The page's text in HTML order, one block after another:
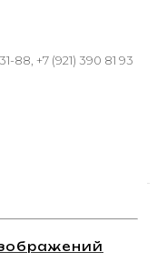
88, +7 (921) 390 81 93